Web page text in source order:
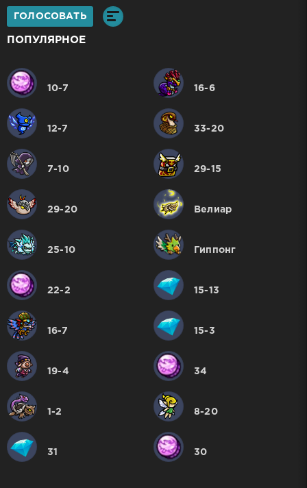
ГОЛОСОВАТЬ
ПОПУЛЯРНОЕ
10-7 16-6
12-7 33-20
7-10 29-15
29-20 Велиар
25-10 Гиппонг
22-2 15-13
16-7 15-3
19-4 34
1-2 8-20
31 30